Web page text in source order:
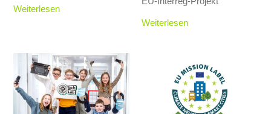
Weiterlesen
Weiterlesen